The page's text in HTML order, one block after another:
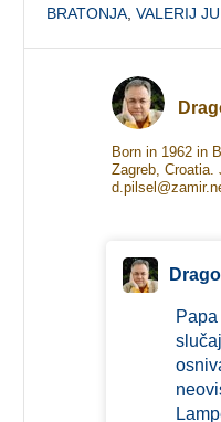
BRATONJA ,VALERIJ
Born in 1962 in
Zagreb, Croatia.